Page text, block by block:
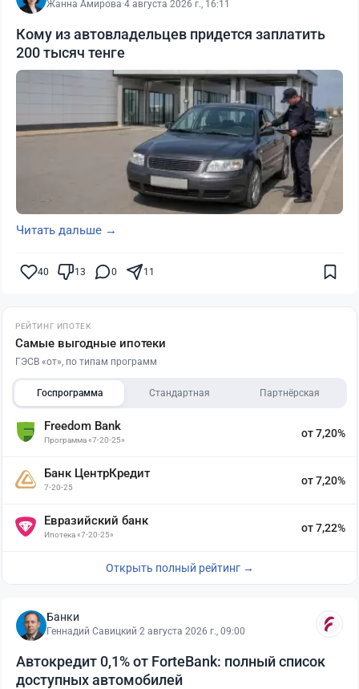
Жанна Амирова·4 августа 2026 г., 16:11
Кому из автовладельцев придется заплатить
200 тысяч тенге
Читать дальше →
40 13 0 11
РЕЙТИНГ ИПОТЕК
Самые выгодные ипотеки
ГЭСВ «от», по типам программ
Госпрограмма Стандартная Партнёрская
Freedom Bank
Программа «7-20-25»
от 7,20%
Банк ЦентрКредит
7-20-25
от 7,20%
Евразийский банк
Ипотека «7-20-25»
от 7,22%
Открыть полный рейтинг →
Банки
Геннадий Савицкий·2 августа 2026 г., 09:00
Автокредит 0,1% от ForteBank: полный список
доступных автомобилей